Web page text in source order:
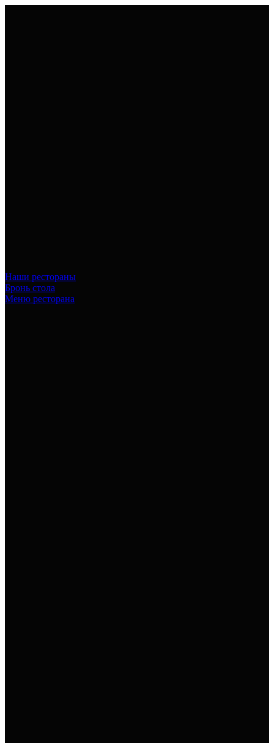
Наши рестораны
Бронь стола
Меню ресторана